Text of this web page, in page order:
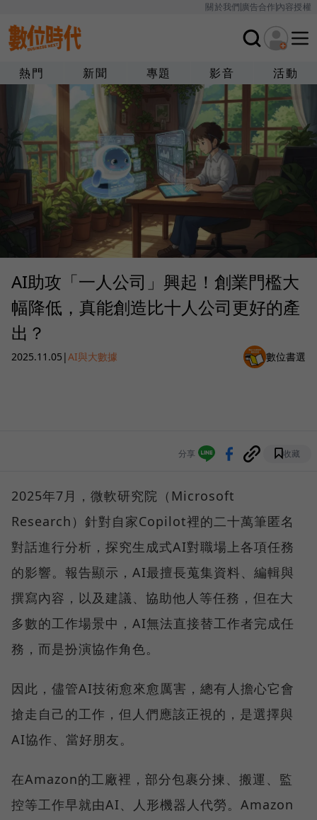
關於我們廣告合作內容授權
熱門 新聞 專題 影音 活動
AI助攻「一人公司」興起！創業門檻大
幅降低，真能創造比十人公司更好的產
出？
2025.11.05 |AI與大數據 數位書選
分享 收藏
2025年7月，微軟研究院（Microsoft
Research）針對自家Copilot裡的二十萬筆匿名
對話進行分析，探究生成式AI對職場上各項任務
的影響。報告顯示，AI最擅長蒐集資料、編輯與
撰寫內容，以及建議、協助他人等任務，但在大
多數的工作場景中，AI無法直接替工作者完成任
務，而是扮演協作角色。
因此，儘管AI技術愈來愈厲害，總有人擔心它會
搶走自己的工作，但人們應該正視的，是選擇與
AI協作、當好朋友。
在Amazon的工廠裡，部分包裹分揀、搬運、監
控等工作早就由AI、人形機器人代勞。Amazon